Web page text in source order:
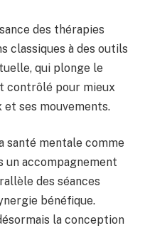
des thérapies
classiques à des outils
qui plonge le
contrôlé pour mieux
ses mouvements.
santé mentale comme
un accompagnement
des séances
bénéfique.
la conception